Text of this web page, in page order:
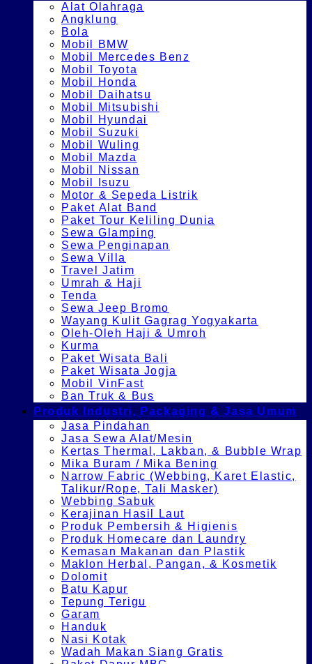
Alat Olahraga
Angklung
Bola
Mobil BMW
Mobil Mercedes Benz
Mobil Toyota
Mobil Honda
Mobil Daihatsu
Mobil Mitsubishi
Mobil Hyundai
Mobil Suzuki
Mobil Wuling
Mobil Mazda
Mobil Nissan
Mobil Isuzu
Motor & Sepeda Listrik
Paket Alat Band
Paket Tour Keliling Dunia
Sewa Glamping
Sewa Penginapan
Sewa Villa
Travel Jatim
Umrah & Haji
Tenda
Sewa Jeep Bromo
Wayang Kulit Gagrag Yogyakarta
Oleh-Oleh Haji & Umroh
Kurma
Paket Wisata Bali
Paket Wisata Jogja
Mobil VinFast
Ban Truk & Bus
Produk Industri, Packaging & Jasa Umum
Jasa Pindahan
Jasa Sewa Alat/Mesin
Kertas Thermal, Lakban, & Bubble Wrap
Mika Buram / Mika Bening
Narrow Fabric (Webbing, Karet Elastic,
Talikur/Rope, Tali Masker)
Webbing Sabuk
Kerajinan Hasil Laut
Produk Pembersih & Higienis
Produk Homecare dan Laundry
Kemasan Makanan dan Plastik
Maklon Herbal, Pangan, & Kosmetik
Dolomit
Batu Kapur
Tepung Terigu
Garam
Handuk
Nasi Kotak
Wadah Makan Siang Gratis